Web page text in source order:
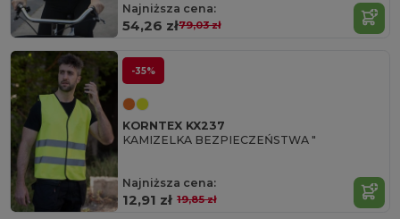
Najniższa cena:
54,26 zł79,03 zł
-35%
KORNTEX KX237
KAMIZELKA BEZPIECZEŃSTWA "
Najniższa cena:
12,91 zł 19,85 zł